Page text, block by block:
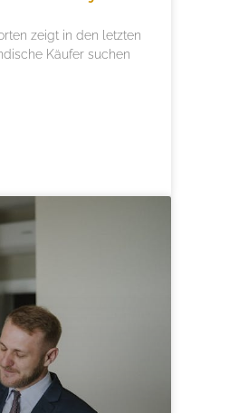
zeigt in den letzten
Käufer suchen